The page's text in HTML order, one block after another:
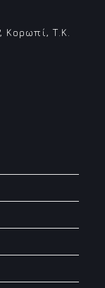
Κορωπί, Τ.Κ.